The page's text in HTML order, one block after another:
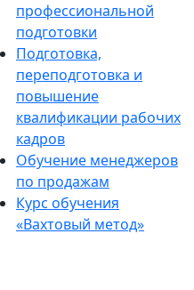
профессиональной
подготовки
Подготовка,
переподготовка и
повышение
квалификации рабочих
кадров
Обучение менеджеров
по продажам
Курс обучения
«Вахтовый метод»